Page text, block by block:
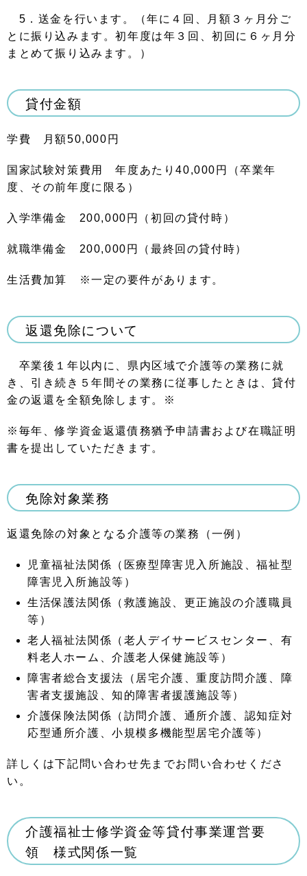
5 ．送金を行います。（年に４回、月額３ヶ月分ご
とに振り込みます。初年度は年３回、初回に６ヶ月分
まとめて振り込みます。）
貸付金額
学費 月額50,000 円
国家試験対策費用 年度あたり40,000 円（卒業年
度、その前年度に限る）
入学準備金 200,000 円（初回の貸付時）
就職準備金 200,000 円（最終回の貸付時）
生活費加算 ※一定の要件があります。
返還免除について
卒業後１年以内に、県内区域で介護等の業務に就
き、引き続き５年間その業務に従事したときは、貸付
金の返還を全額免除します。
※
※ 毎年、修学資金返還債務猶予申請書および在職証明
書を提出していただきます。
免除対象業務
返還免除の対象となる介護等の業務（一例）
児童福祉法関係（医療型障害児入所施設、福祉型
障害児入所施設等）
生活保護法関係（救護施設、更正施設の介護職員
等）
老人福祉法関係（老人デイサービスセンター、有
料老人ホーム、介護老人保健施設等）
障害者総合支援法（居宅介護、重度訪問介護、障
害者支援施設、知的障害者援護施設等）
介護保険法関係（訪問介護、通所介護、認知症対
応型通所介護、小規模多機能型居宅介護等）
詳しくは下記問い合わせ先までお問い合わせくださ
い。
介護福祉士修学資金等貸付事業運営要
領 様式関係一覧